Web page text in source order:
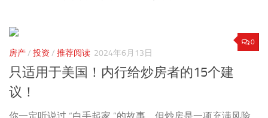
0
房产/ 投资 / 推荐阅读 2024年6月13日
只适用于美国！内行给炒房者的15个建
议！
你一定听说过 “白手起家 ”的故事，但炒房是一项充满风险